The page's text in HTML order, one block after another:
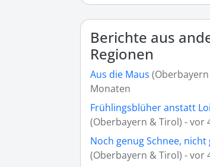
Berichte aus
Regionen
Aus die Maus
Monaten
Frühlingsblüher anstatt
(Oberbayern & Tirol) - vor
Noch genug Schnee,
(Oberbayern & Tirol) - vor